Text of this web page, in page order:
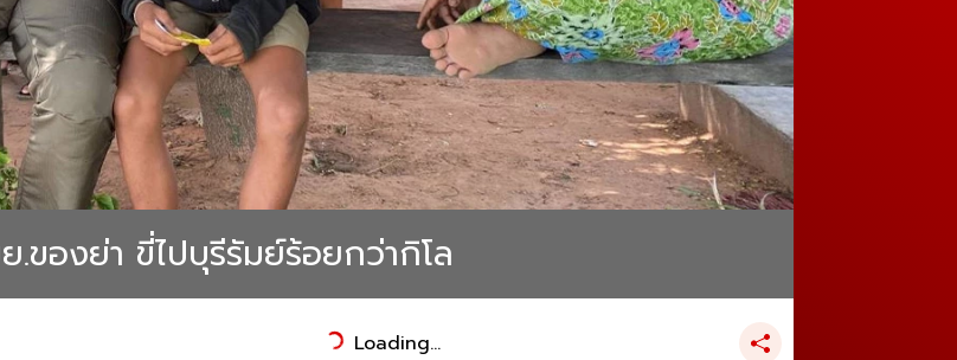
องย่า ขี่ไปบุรีรัมย์ร้อยกว่ากิโล
Loading...